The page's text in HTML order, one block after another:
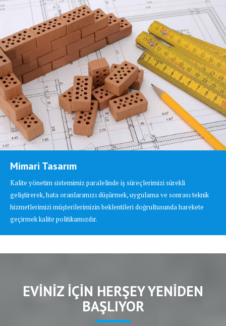
Mimari Tasarım
Kalite yönetim sistemimiz paralelinde iş süreçlerimizi sürekli
geliştirerek, hata oranlarımızı düşürmek, uygulama ve sonrası teknik
hizmetlerimizi müşterilerimizin beklentileri doğrultusunda harekete
geçirmek kalite politikamızdır.
EVİNİZ İÇİN HERŞEY YENİDEN
BAŞLIYOR